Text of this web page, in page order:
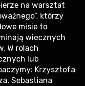
na warsztat
którzy
misie to
wiecznych
W rolach
lub
Krzysztofa
Sebastiana